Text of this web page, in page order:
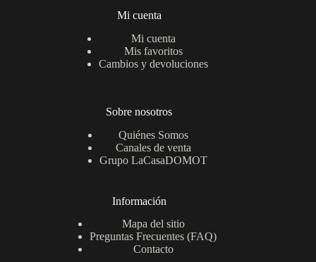
Mi cuenta
Mi cuenta
Mis favoritos
Cambios y devoluciones
Sobre nosotros
Quiénes Somos
Canales de venta
Grupo LaCasaDOMOT
Información
Mapa del sitio
Preguntas Frecuentes (FAQ)
Contacto